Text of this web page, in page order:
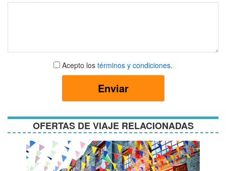
Aceptar
términos
Acepto los términos y condiciones.
Enviar
OFERTAS DE VIAJE RELACIONADAS